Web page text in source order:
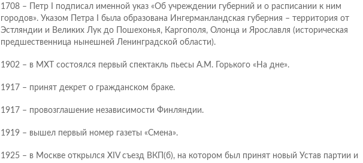
1708 – Петр I подписал именной указ «Об учреждении губерний и о расписании к ним
городов». Указом Петра I была образована Ингерманландская губерния – территория от
Эстляндии и Великих Лук до Пошехонья, Каргополя, Олонца и Ярославля (историческая
предшественница нынешней Ленинградской области).
1902 – в МХТ состоялся первый спектакль пьесы А.М. Горького «На дне».
1917 – принят декрет о гражданском браке.
1917 – провозглашение независимости Финляндии.
1919 – вышел первый номер газеты «Смена».
1925 – в Москве открылся XIV съезд ВКП(б), на котором был принят новый Устав партии и